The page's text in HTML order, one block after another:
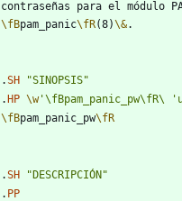
\fBpam_panic\fR(8)\&
.SH
"SINOPSIS"
. HP \w'\fBpam_panic_pw\fR\
\fBpam_panic_pw\fR
.SH
"DESCRIPCIÓN"
. PP